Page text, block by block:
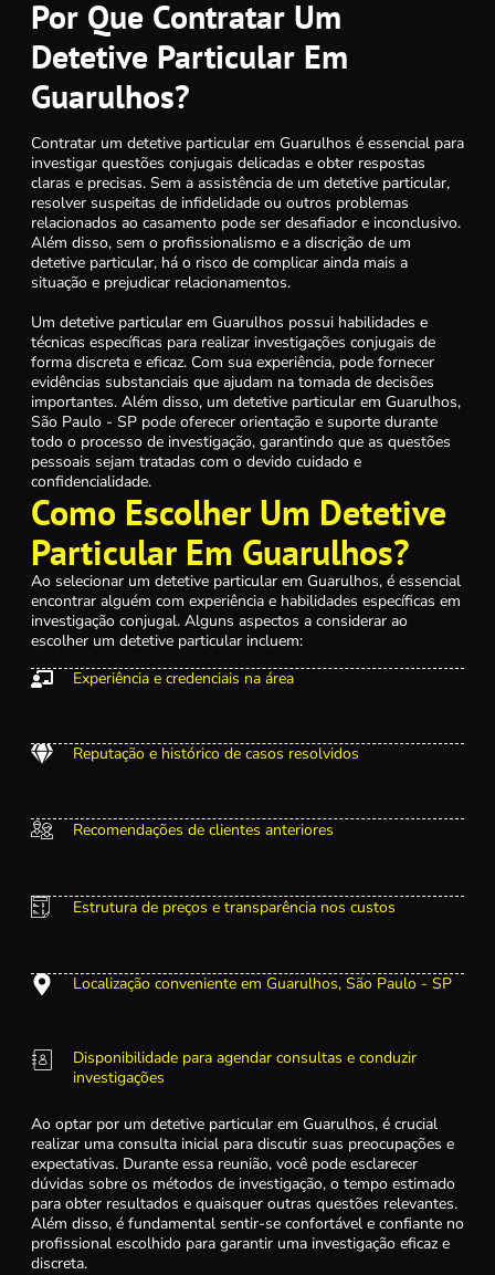
Por Que Contratar Um
Detetive Particular Em
Guarulhos?
Contratar um detetive particular em Guarulhos é essencial para
investigar questões conjugais delicadas e obter respostas
claras e precisas. Sem a assistência de um detetive particular,
resolver suspeitas de infidelidade ou outros problemas
relacionados ao casamento pode ser desafiador e inconclusivo.
Além disso, sem o profissionalismo e a discrição de um
detetive particular, há o risco de complicar ainda mais a
situação e prejudicar relacionamentos.
Um detetive particular em Guarulhos possui habilidades e
técnicas específicas para realizar investigações conjugais de
forma discreta e eficaz. Com sua experiência, pode fornecer
evidências substanciais que ajudam na tomada de decisões
importantes. Além disso, um detetive particular em Guarulhos,
São Paulo - SP pode oferecer orientação e suporte durante
todo o processo de investigação, garantindo que as questões
pessoais sejam tratadas com o devido cuidado e
confidencialidade.
Como Escolher Um Detetive
Particular Em Guarulhos?
Ao selecionar um detetive particular em Guarulhos, é essencial
encontrar alguém com experiência e habilidades específicas em
investigação conjugal. Alguns aspectos a considerar ao
escolher um detetive particular incluem:
Experiência e credenciais na área
Reputação e histórico de casos resolvidos
Recomendações de clientes anteriores
Estrutura de preços e transparência nos custos
Localização conveniente em Guarulhos, São Paulo - SP
Disponibilidade para agendar consultas e conduzir
investigações
Ao optar por um detetive particular em Guarulhos, é crucial
realizar uma consulta inicial para discutir suas preocupações e
expectativas. Durante essa reunião, você pode esclarecer
dúvidas sobre os métodos de investigação, o tempo estimado
para obter resultados e quaisquer outras questões relevantes.
Além disso, é fundamental sentir-se confortável e confiante no
profissional escolhido para garantir uma investigação eficaz e
discreta.